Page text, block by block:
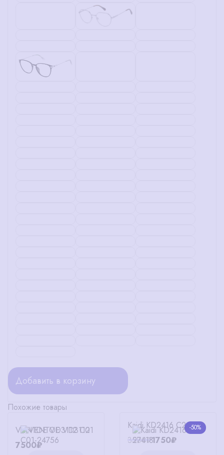
Добавить в корзину
Похожие товары
VENTOE VD3112 C01
7500₽
-50%
Kaidi KD2416 C2
3500₽1750₽